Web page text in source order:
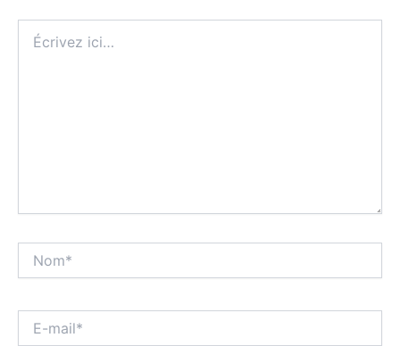
ici…
mail*